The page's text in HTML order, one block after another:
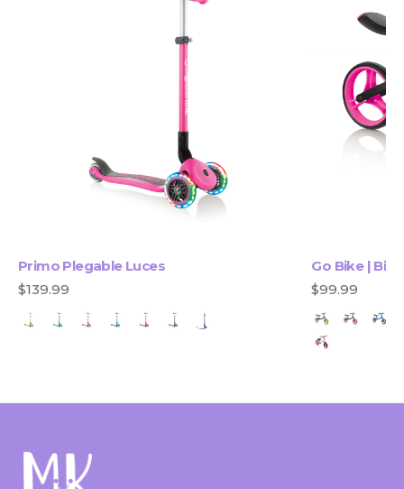
Primo Plegable Luces
$139.99
Go Bike |
$99.99